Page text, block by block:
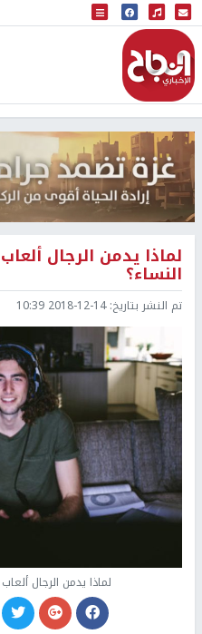
البث المباشر
إذاعة النجاح
لماذا يدمن الرجال
النساء؟
تم النشر بتاريخ:2018-12-14 10:39
لماذا يدمن الرجال